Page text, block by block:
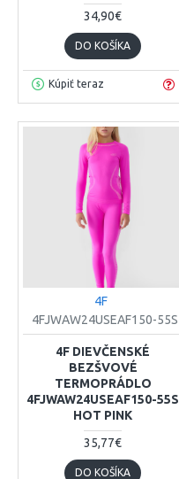
34,90€
DO KOŠÍKA
Kúpiť teraz
4F
4FJWAW24USEAF150-55S
4F DIEVČENSKÉ
BEZŠVOVÉ
TERMOPRÁDLO
4FJWAW24USEAF150-55S
HOT PINK
35,77€
DO KOŠÍKA